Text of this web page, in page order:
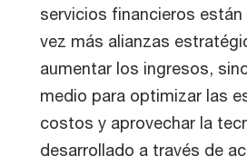
servicios financieros
vez más alianzas
aumentar los ingresos,
medio para optimizar las
costos y aprovechar la
desarrollado a través de